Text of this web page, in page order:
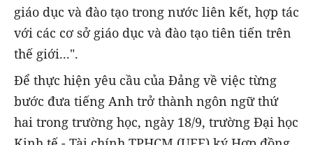
giáo dục và đào tạo trong nước liên kết, hợp tác
với các cơ sở giáo dục và đào tạo tiên tiến trên
thế giới...".
Để thực hiện yêu cầu của Đảng về việc từng
bước đưa tiếng Anh trở thành ngôn ngữ thứ
hai trong trường học, ngày 18/9, trường Đại học